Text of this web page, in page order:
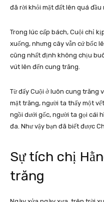
đã rời khỏi mặt đất lên quá đầu
Trong lúc cấp bách, Cuội chỉ
xuống, nhưng cây vẫn cứ bốc
cũng nhất định không chịu
vút lên đến cung trăng.
Từ đấy Cuội ở luôn cung trăng
mặt trăng, người ta thấy một
ngồi dưới gốc, người ta gọi cái
đa. Như vậy bạn đã biết được
Sự tích chị
trăng